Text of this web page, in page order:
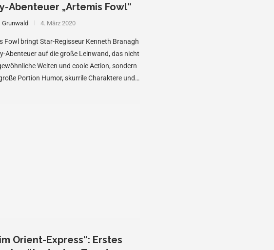
Abenteuer „Artemis Fowl“
Grunwald 4. März 2020
Fowl bringt Star-Regisseur Kenneth Branagh
Abenteuer auf die große Leinwand, das nicht
Welten und coole Action, sondern
Portion Humor, skurrile Charaktere und
Orient-Express“: Erstes